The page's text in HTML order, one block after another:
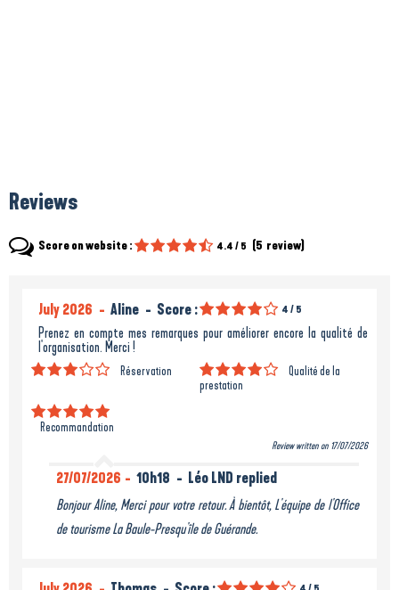
Reviews
Score on website : 4.4 / 5 (5 review)
July 2026 Aline Score : 4 / 5
Prenez en compte mes remarques pour améliorer encore la qualité de
l'organisation. Merci !
Réservation
Qualité de la
prestation
Recommandation
Review written on 17/07/2026
27/07/2026 10h18
Léo LND replied
Bonjour Aline, Merci pour votre retour. À bientôt, L'équipe de l'Office
de tourisme La Baule-Presqu'île de Guérande.